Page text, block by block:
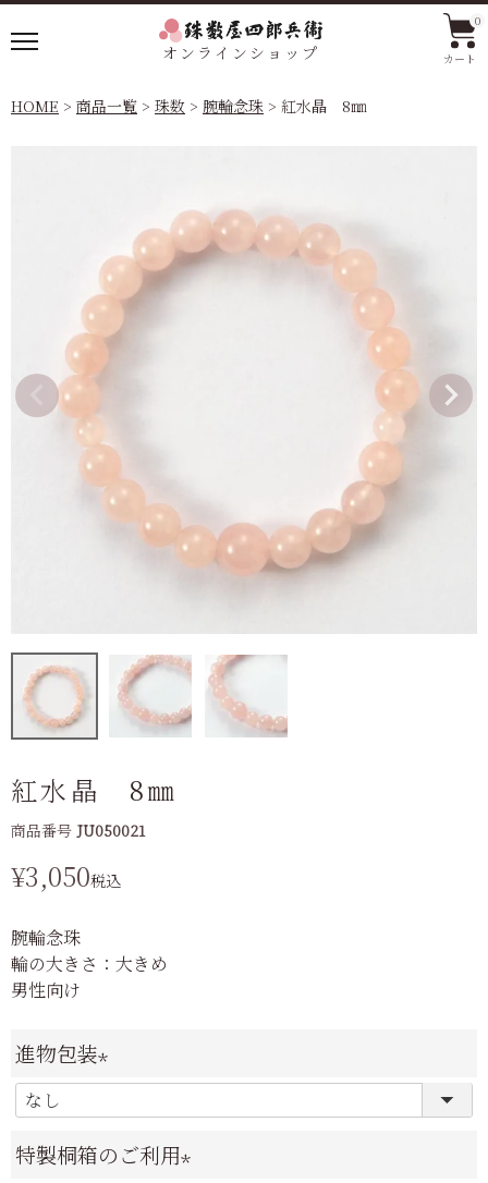
オンラインショップ カート
0
HOME 商品一覧 珠数 腕輪念珠 紅水晶 8㎜
紅水晶 8㎜
商品番号 JU050021
¥3,050税込
腕輪念珠
輪の大きさ：大きめ
男性向け
進物包装
特製桐箱のご利用